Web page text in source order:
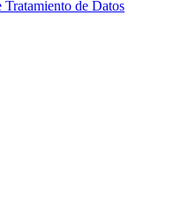
Tratamiento de Datos